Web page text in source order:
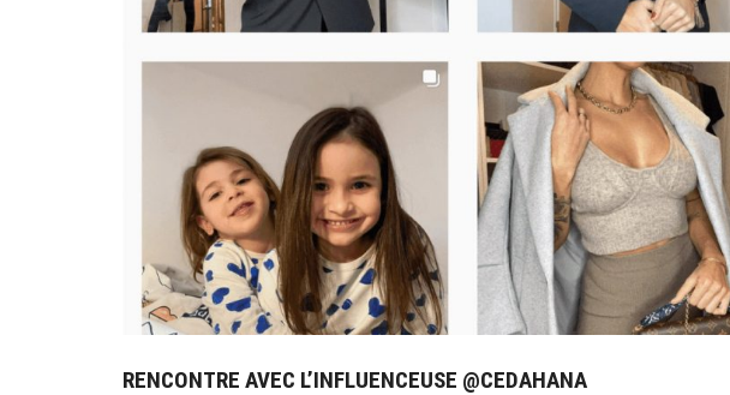
RENCONTRE AVEC L’INFLUENCEUSE @CEDAHANA